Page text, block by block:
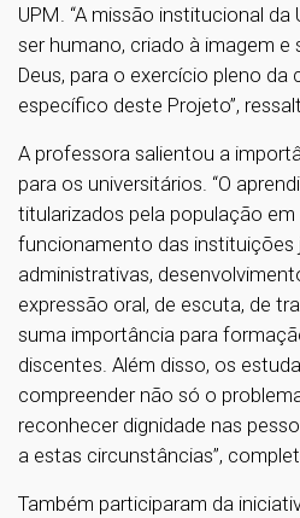
UPM. “A missão institucional
ser humano, criado à imagem e
Deus, para o exercício pleno da
específico deste Projeto”,
A professora salientou a
para os universitários. “O
titularizados pela população
funcionamento das instituições
administrativas,
expressão oral, de escuta, de
suma importância para
discentes. Além disso, os
compreender não só o
reconhecer dignidade nas
a estas circunstâncias”,
Também participaram da